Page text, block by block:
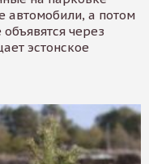
автомобили, а потом
через
эстонское